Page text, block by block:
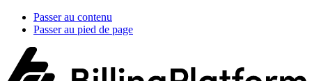
Passer au contenu
Passer au pied de page